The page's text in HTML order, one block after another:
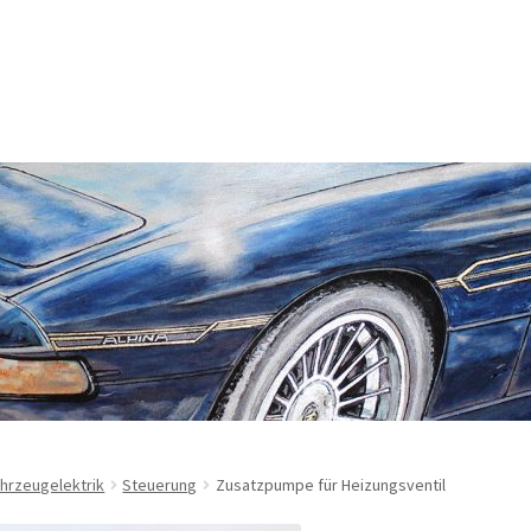
Echtheit von BewertungenEnable Cookies
KasseLieferungMein KontoSitemapStartseiteSuchbegriffe
Zahlungsarten
Steuerung Zusatzpumpe für Heizungsventil